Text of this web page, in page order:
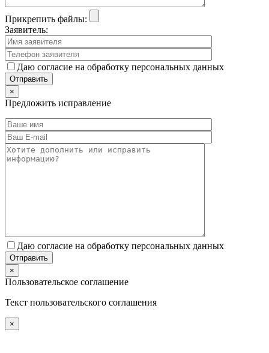
Прикрепить файлы:
Заявитель:
Даю согласие на обработку персональных данных
×
Предложить исправление
Даю согласие на обработку персональных данных
×
Пользовательское соглашение
Текст пользовательского соглашения
×